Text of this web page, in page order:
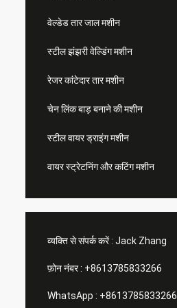
वेल्डेड तार जाल मशीन
स्टील झंझरी वेल्डिंग मशीन
रेजर कांटेदार तार मशीन
चेन लिंक बाड़ बनाने की मशीन
स्टील वायर ड्राइंग मशीन
वायर स्ट्रेटनिंग और कटिंग मशीन
व्यक्ति से संपर्क करें : Jack Zhang
फ़ोन नंबर : +8613785833266
WhatsApp : +8613785833266